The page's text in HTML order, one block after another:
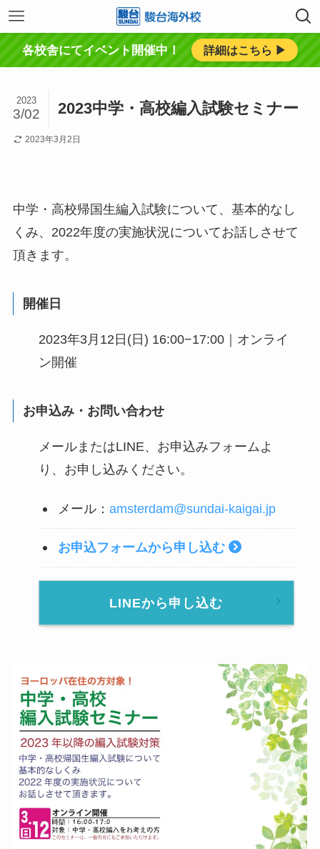
各校舎にてイベント開催中！ 詳細はこちら ▶︎
2023中学・高校編入試験セミナー
2023
3/02
2023年3月2日
中学・高校帰国生編入試験について、基本的なし
くみ、2022年度の実施状況についてお話しさせて
頂きます。
開催日
2023年3月12日(日) 16:00−17:00｜オンライ
ン開催
お申込み・お問い合わせ
メールまたはLINE、お申込みフォームよ
り、お申し込みください。
メール： amsterdam@sundai-kaigai.jp
お申込フォームから申し込む
LINEから申し込む